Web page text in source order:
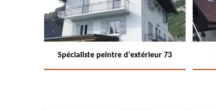
Spécialiste peintre d'extérieur 73